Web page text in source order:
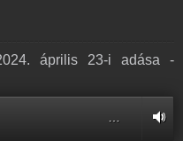
április 23-i adása -
…